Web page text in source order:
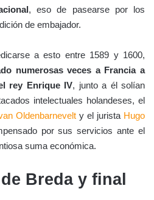
, eso de pasearse por los
de embajador.
a esto entre 1589 y 1600,
numerosas veces a Francia a
rey Enrique IV, junto a él solían
intelectuales holandeses, el
Oldenbarnevelt y el jurista Hugo
por sus servicios ante el
suma económica.
Breda y final